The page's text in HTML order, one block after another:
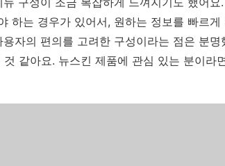
하는 경우가 있어서, 원하는 정보를 빠르
자의 편의를 고려한 구성이라는 점은 분명
같아요. 뉴스킨 제품에 관심 있는 분이라